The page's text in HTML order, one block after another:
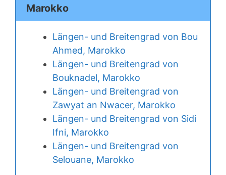
Marokko
Längen- und Breitengrad von Bou
Ahmed, Marokko
Längen- und Breitengrad von
Bouknadel, Marokko
Längen- und Breitengrad von
Zawyat an Nwacer, Marokko
Längen- und Breitengrad von Sidi
Ifni, Marokko
Längen- und Breitengrad von
Selouane, Marokko